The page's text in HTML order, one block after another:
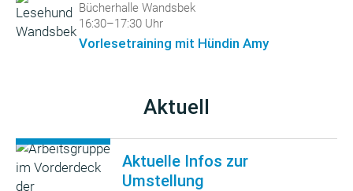
Bücherhalle Wandsbek
16:30–17:30 Uhr
Vorlesetraining mit Hündin Amy
Aktuell
Aktuelle Infos zur
Umstellung